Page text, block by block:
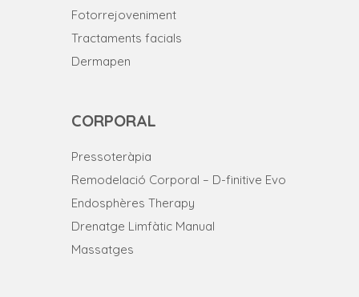
Fotorrejoveniment
Tractaments facials
Dermapen
CORPORAL
Pressoteràpia
Remodelació Corporal – D-finitive Evo
Endosphères Therapy
Drenatge Limfàtic Manual
Massatges